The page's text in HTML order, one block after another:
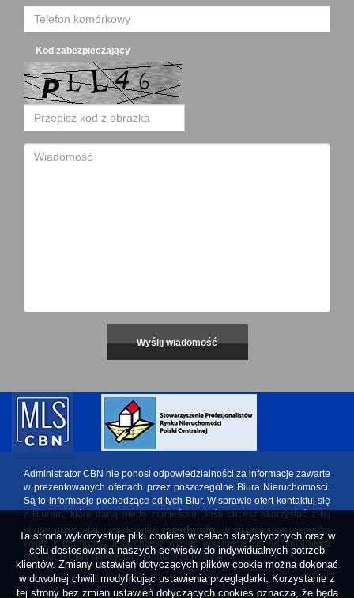
Kod zabezpieczający
Administrator CBN nie ponosi odpowiedzialności za informacje zawarte
w prezentowanych ofertach przez poszczególne Biura Nieruchomości.
Są to informacje pochodzące od tych Biur. W sprawie ofert kontaktuj się
z Biurem, które daną ofertę zamieściło. Jeśli chcesz skorzystać z tej
strony przeczytaj i zaakceptuj regulamin, w przeciwnym wypadku
wyjdź z tej strony. Jeśli chcesz wysłać informację do Administratora
sieci MLS CBN skorzystaj z formularza poniżej.
Ta strona wykorzystuje pliki cookies w celach statystycznych oraz w
celu dostosowania naszych serwisów do indywidualnych potrzeb
klientów. Zmiany ustawień dotyczących plików cookie można dokonać
w dowolnej chwili modyfikując ustawienia przeglądarki. Korzystanie z
tej strony bez zmian ustawień dotyczących cookies oznacza, że będą